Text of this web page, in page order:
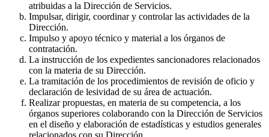
atribuidas a la Dirección de Servicios.
Impulsar, dirigir, coordinar y controlar las actividades de la
Dirección.
Impulso y apoyo técnico y material a los órganos de
contratación.
La instrucción de los expedientes sancionadores relacionados
con la materia de su Dirección.
La tramitación de los procedimientos de revisión de oficio y
declaración de lesividad de su área de actuación.
Realizar propuestas, en materia de su competencia, a los
órganos superiores colaborando con la Dirección de Servicios
en el diseño y elaboración de estadísticas y estudios generales
relacionados con su Dirección.